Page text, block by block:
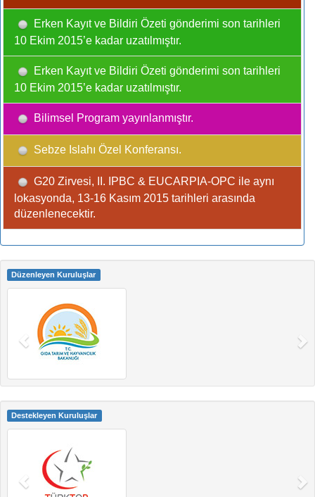
Erken Kayıt ve Bildiri Özeti gönderimi son tarihleri
10 Ekim 2015’e kadar uzatılmıştır.
Erken Kayıt ve Bildiri Özeti gönderimi son tarihleri
10 Ekim 2015’e kadar uzatılmıştır.
Bilimsel Program yayınlanmıştır.
Sebze Islahı Özel Konferansı.
G20 Zirvesi, II. IPBC & EUCARPIA-OPC ile aynı
lokasyonda, 13-16 Kasım 2015 tarihleri arasında
düzenlenecektir.
Düzenleyen Kuruluşlar
Destekleyen Kuruluşlar